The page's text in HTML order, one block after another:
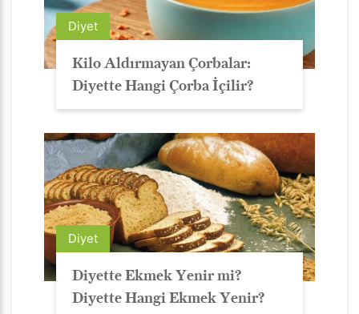
Diyet
Kilo Aldırmayan Çorbalar:
Diyette Hangi Çorba İçilir?
Diyet
Diyette Ekmek Yenir mi?
Diyette Hangi Ekmek Yenir?